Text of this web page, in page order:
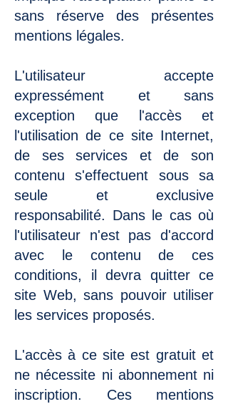
sans réserve des présentes
mentions légales.
L'utilisateur accepte
expressément et sans
exception que l'accès et
l'utilisation de ce site Internet,
de ses services et de son
contenu s'effectuent sous sa
seule et exclusive
responsabilité. Dans le cas où
l'utilisateur n'est pas d'accord
avec le contenu de ces
conditions, il devra quitter ce
site Web, sans pouvoir utiliser
les services proposés.
L'accès à ce site est gratuit et
ne nécessite ni abonnement ni
inscription. Ces mentions